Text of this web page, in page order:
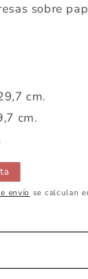
sobre
cm.
cm.
envío se calculan